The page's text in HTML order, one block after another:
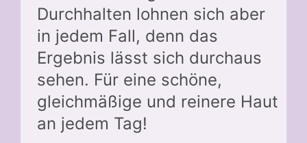
Durchhalten lohnen sich aber
in jedem Fall, denn das
Ergebnis lässt sich durchaus
sehen. Für eine schöne,
gleichmäßige und reinere Haut
an jedem Tag!